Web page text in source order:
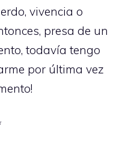
vivencia o
presa de un
todavía tengo
por última vez